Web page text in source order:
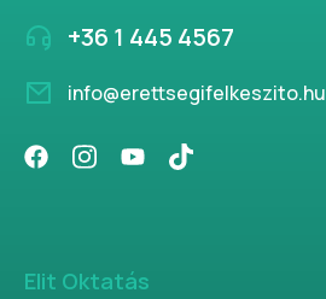
+36 1 445 4567
info@erettsegifelkeszito.hu
Elit Oktatás